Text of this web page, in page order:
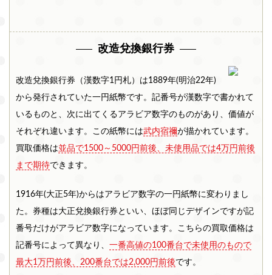
改造兌換銀行券
改造兌換銀行券（漢数字1円札）は1889年(明治22年)
から発行されていた一円紙幣です。記番号が漢数字で書かれて
いるものと、次に出てくるアラビア数字のものがあり、価値が
それぞれ違います。この紙幣には武内宿禰が描かれています。
買取価格は並品で1500～5000円前後、未使用品では4万円前後
まで期待できます。
1916年(大正5年)からはアラビア数字の一円紙幣に変わりまし
た。券種は大正兌換銀行券といい、ほぼ同じデザインですが記
番号だけがアラビア数字になっています。こちらの買取価格は
記番号によって異なり、 一番高値の100番台で未使用のもので
最大1万円前後、200番台では2,000円前後です。